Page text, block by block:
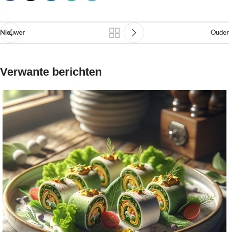
Nieuwer Ouder
Verwante berichten